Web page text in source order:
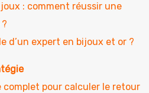
: comment réussir une
d’un expert en bijoux et or ?
complet pour calculer le retour